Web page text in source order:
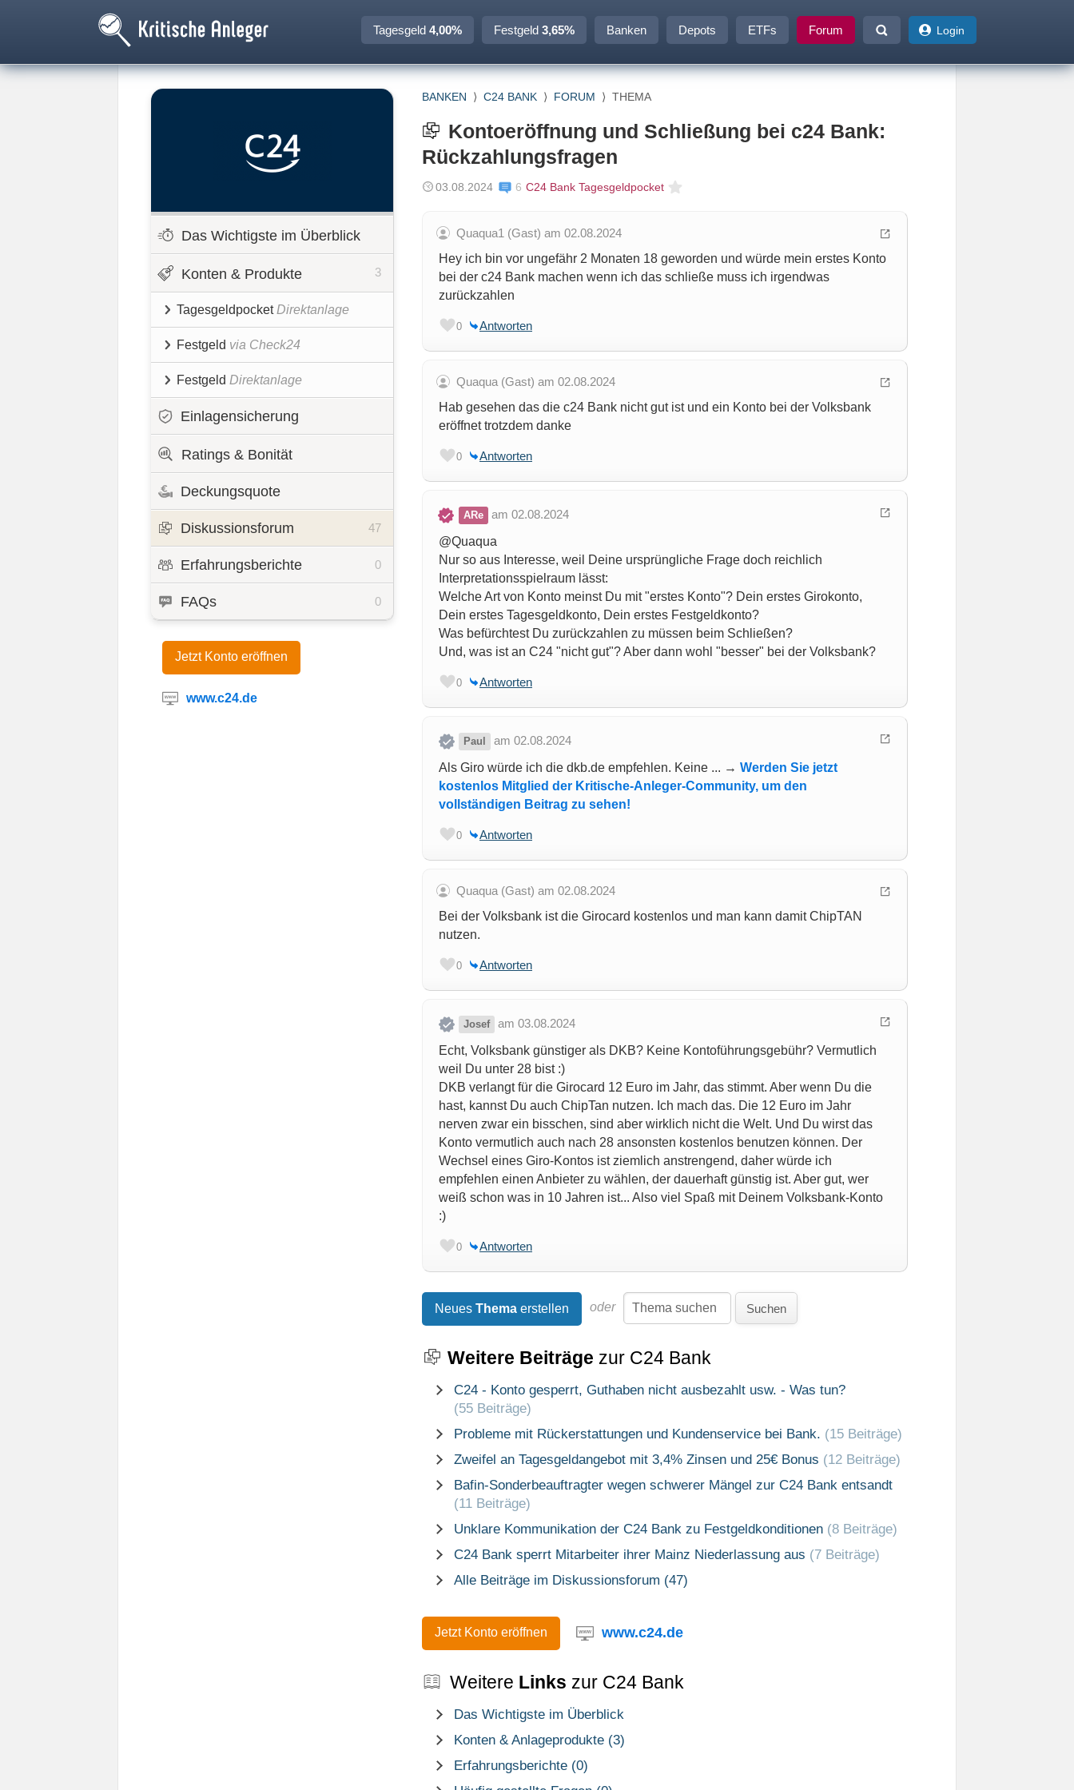
Tagesgeld 4,00% Festgeld 3,65% Banken Depots ETFs Forum Login
Das Wichtigste im Überblick
Konten & Produkte 3
TagesgeldpocketDirektanlage
Festgeld via Check24
Festgeld Direktanlage
Einlagensicherung
Ratings & Bonität
Deckungsquote
Diskussionsforum 47
Erfahrungsberichte 0
FAQs 0
Jetzt Konto eröffnen
www.c24.de
BANKEN ⟩ C24 BANK ⟩ FORUM ⟩ THEMA
Kontoeröffnung und Schließung bei c24 Bank:
Rückzahlungsfragen
03.08.2024 6 C24 Bank Tagesgeldpocket
Quaqua1 (Gast) am 02.08.2024
Hey ich bin vor ungefähr 2 Monaten 18 geworden und würde mein erstes Konto
bei der c24 Bank machen wenn ich das schließe muss ich irgendwas
zurückzahlen
0 Antworten
Quaqua (Gast) am 02.08.2024
Hab gesehen das die c24 Bank nicht gut ist und ein Konto bei der Volksbank
eröffnet trotzdem danke
0 Antworten
ARe
am 02.08.2024
@Quaqua
Nur so aus Interesse, weil Deine ursprüngliche Frage doch reichlich
Interpretationsspielraum lässt:
Welche Art von Konto meinst Du mit "erstes Konto"? Dein erstes Girokonto,
Dein erstes Tagesgeldkonto, Dein erstes Festgeldkonto?
Was befürchtest Du zurückzahlen zu müssen beim Schließen?
Und, was ist an C24 "nicht gut"? Aber dann wohl "besser" bei der Volksbank?
0 Antworten
Paul
am 02.08.2024
Als Giro würde ich die dkb.de empfehlen. Keine ... → Werden Sie jetzt
kostenlos Mitglied der Kritische-Anleger-Community, um den
vollständigen Beitrag zu sehen!
0 Antworten
Quaqua (Gast) am 02.08.2024
Bei der Volksbank ist die Girocard kostenlos und man kann damit ChipTAN
nutzen.
0 Antworten
Josef
am 03.08.2024
Echt, Volksbank günstiger als DKB? Keine Kontoführungsgebühr? Vermutlich
weil Du unter 28 bist :)
DKB verlangt für die Girocard 12 Euro im Jahr, das stimmt. Aber wenn Du die
hast, kannst Du auch ChipTan nutzen. Ich mach das. Die 12 Euro im Jahr
nerven zwar ein bisschen, sind aber wirklich nicht die Welt. Und Du wirst das
Konto vermutlich auch nach 28 ansonsten kostenlos benutzen können. Der
Wechsel eines Giro-Kontos ist ziemlich anstrengend, daher würde ich
empfehlen einen Anbieter zu wählen, der dauerhaft günstig ist. Aber gut, wer
weiß schon was in 10 Jahren ist... Also viel Spaß mit Deinem Volksbank-Konto
:)
0 Antworten
Neues Thema erstellen oder Suchen
Weitere Beiträge zur C24 Bank
C24 - Konto gesperrt, Guthaben nicht ausbezahlt usw. - Was tun?
(55 Beiträge)
Probleme mit Rückerstattungen und Kundenservice bei Bank. (15 Beiträge)
Zweifel an Tagesgeldangebot mit 3,4% Zinsen und 25€ Bonus (12 Beiträge)
Bafin-Sonderbeauftragter wegen schwerer Mängel zur C24 Bank entsandt
(11 Beiträge)
Unklare Kommunikation der C24 Bank zu Festgeldkonditionen (8 Beiträge)
C24 Bank sperrt Mitarbeiter ihrer Mainz Niederlassung aus (7 Beiträge)
Alle Beiträge im Diskussionsforum (47)
Jetzt Konto eröffnen www.c24.de
Weitere Links zur C24 Bank
Das Wichtigste im Überblick
Konten & Anlageprodukte (3)
Erfahrungsberichte (0)